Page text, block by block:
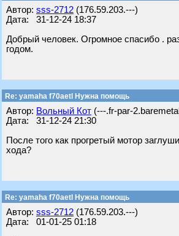
Автор: sss-2712 (176.59.203.---)
Дата: 31-12-24 18:37
Добрый человек. Огромное спасибо .
годом.
Re: yamaha f70aetl Нужна помощь
Автор: Вольный Кот (---.fr-par-
Дата: 31-12-24 21:30
После того как прогретый мотор
хода?
Re: yamaha f70aetl Нужна помощь
Автор: sss-2712 (176.59.203.---)
Дата: 01-01-25 01:18